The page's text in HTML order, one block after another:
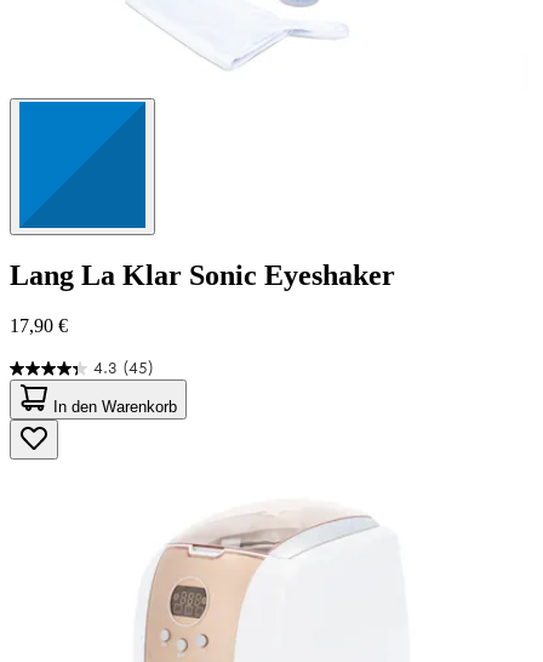
Lang La Klar Sonic Eyeshaker
17,90 €
4.3 (45)
4.3
von
5
Sternen.
45
In den Warenkorb